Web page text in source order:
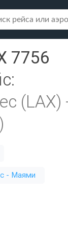
7756
:
(LAX)
- Маями